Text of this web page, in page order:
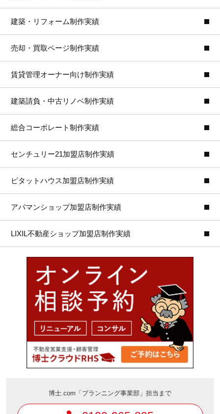
建築・リフォーム制作実績
売却・買取ページ制作実績
賃貸管理オーナー向け制作実績
建築請負・中古リノベ制作実績
総合コーポレート制作実績
センチュリー21加盟店制作実績
ピタットハウス加盟店制作実績
アパマンショップ加盟店制作実績
LIXIL不動産ショップ加盟店制作実績
博士.com「プランニング事業部」担当まで